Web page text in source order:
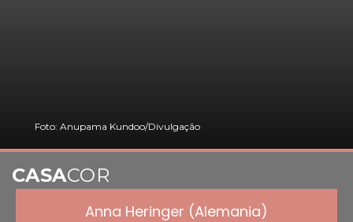
Foto: Anupama Kundoo/Divulgação
Anna Heringer (Alemania)
CASACOR